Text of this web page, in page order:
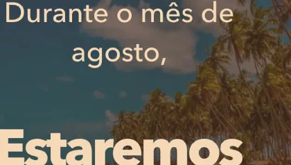
do passado dia 13 de janeiro.
um espaço de lazer naturalizado, que aproveita a
A intervenção está alinhada com o projeto
que prevê a renaturalização do Rio Febras
autóctone.